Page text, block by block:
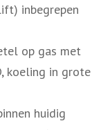
inbegrepen
op gas met
koeling in grote
huidig